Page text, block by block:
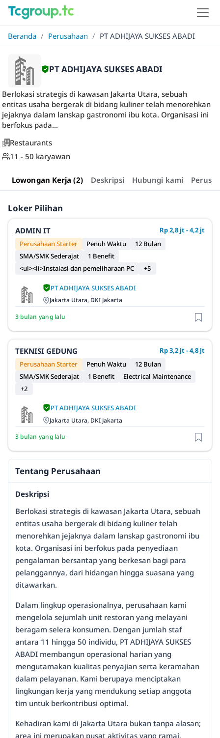
Beranda / Perusahaan / PT ADHIJAYA SUKSES ABADI
PT ADHIJAYA SUKSES ABADI
Berlokasi strategis di kawasan Jakarta Utara, sebuah
entitas usaha bergerak di bidang kuliner telah menorehkan
jejaknya dalam lanskap gastronomi ibu kota. Organisasi ini
berfokus pada...
Restaurants
11 - 50 karyawan
Lowongan Kerja (2) Deskripsi Hubungi kami
Loker Pilihan
ADMIN IT
Rp 2,8 jt - 4,2 jt
Perusahaan Starter
Penuh Waktu
12 Bulan
SMA/SMK Sederajat
1 Benefit
<ul><li>Instalasi dan pemeliharaan PC
+5
PT ADHIJAYA SUKSES ABADI
Jakarta Utara, DKI Jakarta
3 bulan yang lalu
TEKNISI GEDUNG
Rp 3,2 jt - 4,8 jt
Perusahaan Starter
Penuh Waktu
12 Bulan
SMA/SMK Sederajat
1 Benefit
Electrical Maintenance
+2
PT ADHIJAYA SUKSES ABADI
Jakarta Utara, DKI Jakarta
3 bulan yang lalu
Tentang Perusahaan
Deskripsi
Berlokasi strategis di kawasan Jakarta Utara, sebuah
entitas usaha bergerak di bidang kuliner telah
menorehkan jejaknya dalam lanskap gastronomi ibu
kota. Organisasi ini berfokus pada penyediaan
pengalaman bersantap yang berkesan bagi para
pelanggannya, dari hidangan hingga suasana yang
ditawarkan.
Dalam lingkup operasionalnya, perusahaan kami
mengelola sejumlah unit restoran yang melayani
beragam selera konsumen. Dengan jumlah staf
antara 11 hingga 50 individu, PT ADHIJAYA SUKSES
ABADI membangun operasional harian yang
mengutamakan kualitas penyajian serta keramahan
dalam pelayanan. Kami berupaya menciptakan
lingkungan kerja yang mendukung setiap anggota
tim untuk berkontribusi optimal.
Kehadiran kami di Jakarta Utara bukan tanpa alasan;
area ini merupakan pusat aktivitas yang ramai,